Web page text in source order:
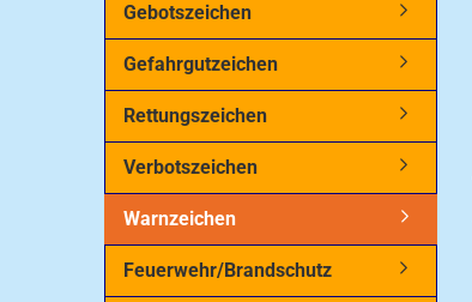
Gebotszeichen
Gefahrgutzeichen
Rettungszeichen
Verbotszeichen
Warnzeichen
Feuerwehr/Brandschutz